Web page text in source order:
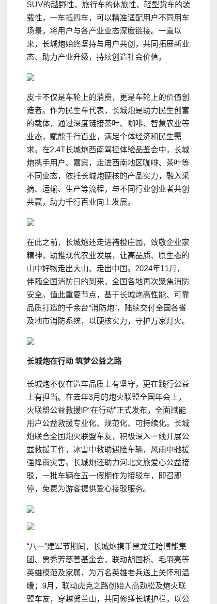
SUV的越野性、旅行车的休旅性、轻型货车的装
载性，一车抵四车，可以精准适配用户不同用车
场景，将用户与各产业业态深度链接。一直以
来，长城炮始终坚持与用户共创，共同拓展新业
态、助力产业升级，持续创造社会价值。
皮卡不仅是车轮上的消费，更是车轮上的价值创
造者。作为民生车代表，长城炮是助力民生创富
的载体，通过深度链接茶叶、咖啡、智慧农业等
业态，赋能千行百业，满足个体经济和民生需
求。在2.4T长城炮西南驾控体验品鉴会中，长城
炮携手用户、嘉宾，走进西南地区咖啡、茶叶等
不同业态，依托长城炮硬核的产品实力，融入采
摘、运输、生产等流程，与不同行业创业者共创
共赢，助力千行百业向上发展。
在此之前，长城炮还走进褚橙庄园，致敬企业家
精神，助推现代农业发展，让高品质、原生态的
山中好物走出大山、走出中国。2024年11月，
伴随全国消防日的到来，全国各地再次聚焦消防
安全。值此重要节点，基于长城炮高性能、可靠
品质打造的千余台“消防炮”，陆续交付全国各省
及地市消防系统，以硬核实力，守护万家灯火。
长城炮在行动 筑梦公益之路
长城炮不仅在造车品质上有坚守，更在践行公益
上有担当。在去年3月的炮火联盟全国年会上，
火联盟公益救援IP“在行动”正式发布，全面赋能
用户公益救援专业化、规范化、可持续化。长城
炮联合全国炮火联盟车友，积极深入一线开展公
益救援工作，冰雪中救助遇险车辆，风雨中驰援
强降雨灾害。长城炮还助力河北文旅爱心公益接
驳，一批车辆在五一假期作为接驳车，即召即
停，免费为游客提供爱心接驳服务。
“八一”建军节期间，长城炮携手黑龙江哈博能集
团、贾秀芳慈善基金会，联动胡国桥、毛羽亮等
英雄模范及家属，为万名英雄老兵送上关怀和温
暖；9月，联动虎克之路创始人高劲松及炮火联
盟车友，穿越贺兰山，共同修缮长城护栏，以公